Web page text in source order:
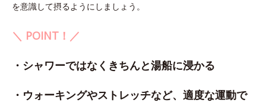
を意識して摂るようにしましょう。
＼ POINT！／
・シャワーではなくきちんと湯船に浸かる
・ウォーキングやストレッチなど、適度な運動で